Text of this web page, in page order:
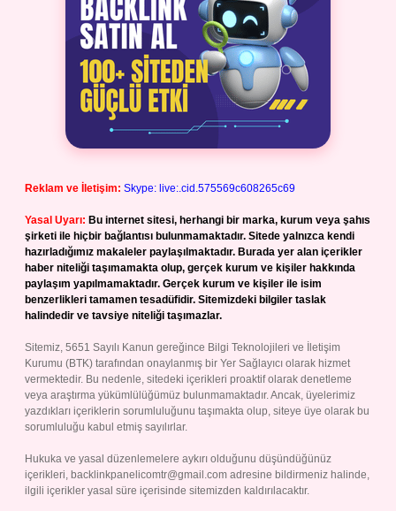
Reklam ve İletişim: Skype: live:.cid.575569c608265c69
Yasal Uyarı: Bu internet sitesi, herhangi bir marka, kurum veya şahıs
şirketi ile hiçbir bağlantısı bulunmamaktadır. Sitede yalnızca kendi
hazırladığımız makaleler paylaşılmaktadır. Burada yer alan içerikler
haber niteliği taşımamakta olup, gerçek kurum ve kişiler hakkında
paylaşım yapılmamaktadır. Gerçek kurum ve kişiler ile isim
benzerlikleri tamamen tesadüfidir. Sitemizdeki bilgiler taslak
halindedir ve tavsiye niteliği taşımazlar.
Sitemiz, 5651 Sayılı Kanun gereğince Bilgi Teknolojileri ve İletişim
Kurumu (BTK) tarafından onaylanmış bir Yer Sağlayıcı olarak hizmet
vermektedir. Bu nedenle, sitedeki içerikleri proaktif olarak denetleme
veya araştırma yükümlülüğümüz bulunmamaktadır. Ancak, üyelerimiz
yazdıkları içeriklerin sorumluluğunu taşımakta olup, siteye üye olarak bu
sorumluluğu kabul etmiş sayılırlar.
Hukuka ve yasal düzenlemelere aykırı olduğunu düşündüğünüz
içerikleri, backlinkpanelicomtr@gmail.com adresine bildirmeniz halinde,
ilgili içerikler yasal süre içerisinde sitemizden kaldırılacaktır.